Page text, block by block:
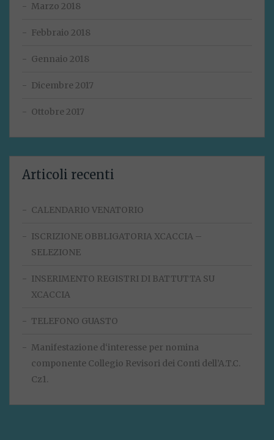
Marzo 2018
Febbraio 2018
Gennaio 2018
Dicembre 2017
Ottobre 2017
Articoli recenti
CALENDARIO VENATORIO
ISCRIZIONE OBBLIGATORIA XCACCIA –
SELEZIONE
INSERIMENTO REGISTRI DI BATTUTTA SU
XCACCIA
TELEFONO GUASTO
Manifestazione d‘interesse per nomina
componente Collegio Revisori dei Conti dell’A.T.C.
Cz1.